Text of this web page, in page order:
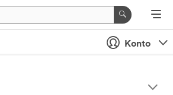
Konto